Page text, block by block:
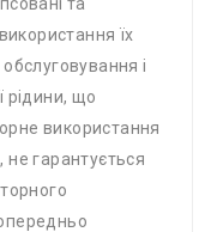
їх
і
рідини, що
використання
не гарантується